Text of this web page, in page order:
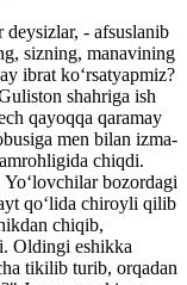
- afsuslanib
sizning, manavining
ibrat ko‘rsatyapmiz?
shahriga ish
qayoqqa qaramay
men bilan izma-
chiqdi.
bozordagi
qo‘lida chiroyli qilib
chiqib,
Oldingi eshikka
tikilib turib, orqadan